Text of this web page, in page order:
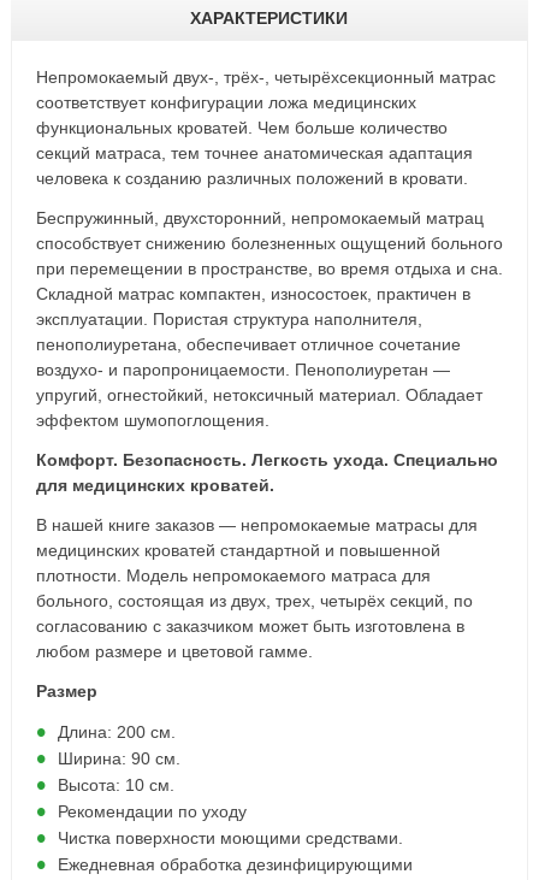
ХАРАКТЕРИСТИКИ
Непромокаемый двух-, трёх-, четырёхсекционный матрас
соответствует конфигурации ложа медицинских
функциональных кроватей. Чем больше количество
секций матраса, тем точнее анатомическая адаптация
человека к созданию различных положений в кровати.
Беспружинный, двухсторонний, непромокаемый матрац
способствует снижению болезненных ощущений больного
при перемещении в пространстве, во время отдыха и сна.
Складной матрас компактен, износостоек, практичен в
эксплуатации. Пористая структура наполнителя,
пенополиуретана, обеспечивает отличное сочетание
воздухо- и паропроницаемости. Пенополиуретан —
упругий, огнестойкий, нетоксичный материал. Обладает
эффектом шумопоглощения.
Комфорт. Безопасность. Легкость ухода. Специально
для медицинских кроватей.
В нашей книге заказов — непромокаемые матрасы для
медицинских кроватей стандартной и повышенной
плотности. Модель непромокаемого матраса для
больного, состоящая из двух, трех, четырёх секций, по
согласованию с заказчиком может быть изготовлена в
любом размере и цветовой гамме.
Размер
Длина: 200 см.
Ширина: 90 см.
Высота: 10 см.
Рекомендации по уходу
Чистка поверхности моющими средствами.
Ежедневная обработка дезинфицирующими